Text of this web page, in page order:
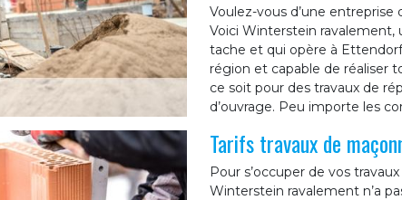
Voulez-vous d’une
Voici Winterstein ravalement,
tache et qui opère à
région et capable de réaliser
ce soit pour des travaux de
d’ouvrage. Peu importe les
Tarifs travaux de
Pour s’occuper de vos
Winterstein ravalement n’a